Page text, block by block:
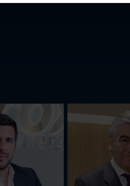
nuestros partners de
les haya proporcionado o